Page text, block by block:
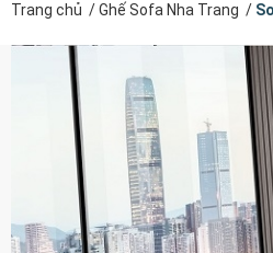
Trang chủ /Ghế Sofa Nha Trang /